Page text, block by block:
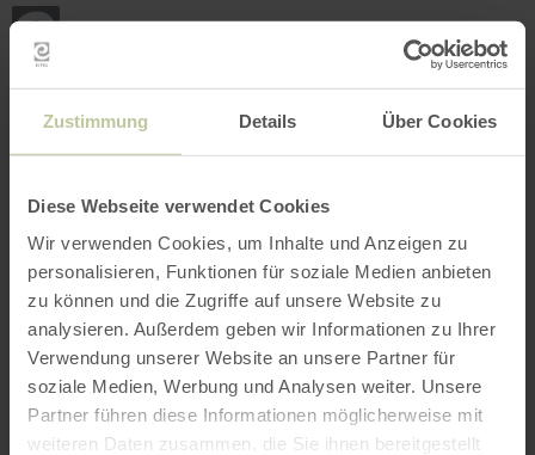
Zustimmung Details Über Cookies
Diese Webseite verwendet Cookies
Wir verwenden Cookies, um Inhalte und Anzeigen zu
personalisieren, Funktionen für soziale Medien anbieten
zu können und die Zugriffe auf unsere Website zu
analysieren. Außerdem geben wir Informationen zu Ihrer
Verwendung unserer Website an unsere Partner für
soziale Medien, Werbung und Analysen weiter. Unsere
Partner führen diese Informationen möglicherweise mit
weiteren Daten zusammen, die Sie ihnen bereitgestellt
Zum Hauptinhalt springen
Zur Suche springen
Zur Hauptnavigation
Zum Footer springen
Zurück
zur
Startseite
SUCHE MENÜ
Nachfolgend aufgelistetes Freizeitangebot
wurde vom Anbieter Felsenland Südeifel
Regiondo eingestellt. Für den Inhalt ist
ausschließlich der Anbieter Felsenland Südeifel
Tourismus GmbH verantwortlich.